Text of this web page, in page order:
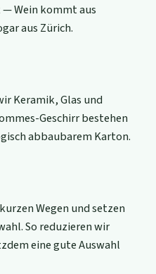
Wein kommt aus
aus Zürich.
Keramik, Glas und
Geschirr bestehen
abbaubarem Karton.
Wegen und setzen
So reduzieren wir
eine gute Auswahl